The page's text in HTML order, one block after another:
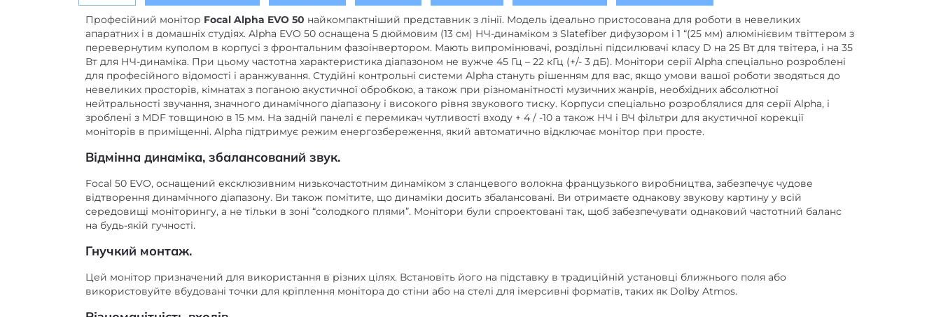
Професійний монітор Focal Alpha EVO 50 найкомпактніший представник з лінії. Модель ідеально пристосована для роботи в невеликих
апаратних і в домашніх студіях. Alpha EVO 50 оснащена 5 дюймовим (13 см) НЧ-динаміком з Slatefiber дифузором і 1 “(25 мм) алюмінієвим твіттером з
перевернутим куполом в корпусі з фронтальним фазоінвертором. Мають випромінювачі, роздільні підсилювачі класу D на 25 Вт для твітера, і на 35
Вт для НЧ-динаміка. При цьому частотна характеристика діапазоном не вужче 45 Гц – 22 кГц (+/- 3 дБ). Монітори серії Alpha спеціально розроблені
для професійного відомості і аранжування. Студійні контрольні системи Alpha стануть рішенням для вас, якщо умови вашої роботи зводяться до
невеликих просторів, кімнатах з поганою акустичної обробкою, а також при різноманітності музичних жанрів, необхідних абсолютної
нейтральності звучання, значного динамічного діапазону і високого рівня звукового тиску. Корпуси спеціально розроблялися для серії Alpha, і
зроблені з MDF товщиною в 15 мм. На задній панелі є перемикач чутливості входу + 4 / -10 а також НЧ і ВЧ фільтри для акустичної корекції
моніторів в приміщенні. Alpha підтримує режим енергозбереження, який автоматично відключає монітор при просте.
Відмінна динаміка, збалансований звук.
Focal 50 EVO, оснащений ексклюзивним низькочастотним динаміком з сланцевого волокна французького виробництва, забезпечує чудове
відтворення динамічного діапазону. Ви також помітите, що динаміки досить збалансовані. Ви отримаєте однакову звукову картину у всій
середовищі моніторингу, а не тільки в зоні “солодкого плями”. Монітори були спроектовані так, щоб забезпечувати однаковий частотний баланс
на будь-якій гучності.
Гнучкий монтаж.
Цей монітор призначений для використання в різних цілях. Встановіть його на підставку в традиційній установці ближнього поля або
використовуйте вбудовані точки для кріплення монітора до стіни або на стелі для імерсивні форматів, таких як Dolby Atmos.